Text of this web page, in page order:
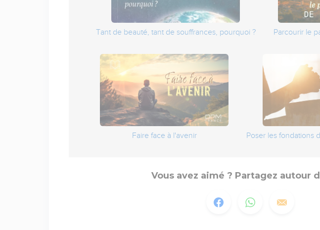
Tant de beauté, tant de souffrances, pourquoi ? Parcourir le
Faire face à l'avenir Poser les fondations
Vous avez aimé ? Partagez autour